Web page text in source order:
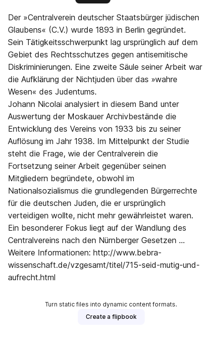
Der »Centralverein deutscher Staatsbürger jüdischen
Glaubens« (C.V.) wurde 1893 in Berlin gegründet.
Sein Tätigkeitsschwerpunkt lag ursprünglich auf dem
Gebiet des Rechtsschutzes gegen antisemitische
Diskriminierungen. Eine zweite Säule seiner Arbeit war
die Aufklärung der Nichtjuden über das »wahre
Wesen« des Judentums.
Johann Nicolai analysiert in diesem Band unter
Auswertung der Moskauer Archivbestände die
Entwicklung des Vereins von 1933 bis zu seiner
Auflösung im Jahr 1938. Im Mittelpunkt der Studie
steht die Frage, wie der Centralverein die
Fortsetzung seiner Arbeit gegenüber seinen
Mitgliedern begründete, obwohl im
Nationalsozialismus die grundlegenden Bürgerrechte
für die deutschen Juden, die er ursprünglich
verteidigen wollte, nicht mehr gewährleistet waren.
Ein besonderer Fokus liegt auf der Wandlung des
Centralvereins nach den Nürnberger Gesetzen ...
Weitere Informationen: http://www.bebra-
wissenschaft.de/vzgesamt/titel/715-seid-mutig-und-
aufrecht.html
Turn static files into dynamic content formats.
Create a flipbook